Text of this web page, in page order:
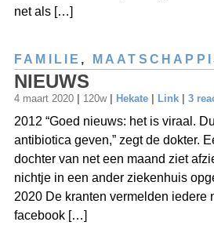
net als […]
FAMILIE ,
NIEUWS
4 maart 2020 120w Hekate Link 3
2012 “Goed nieuws: het is viraal.
antibiotica geven,” zegt de dokter.
dochter van net een maand ziet
nichtje in een ander ziekenhuis
2020 De kranten vermelden iedere
facebook […]